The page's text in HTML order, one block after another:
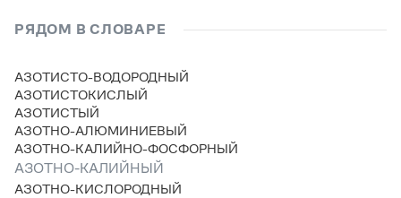
Монологи
Рекомендуем
Учебник Грамоты
Правила русского языка: от азов до тонкостей
РЯДОМ В СЛОВАРЕ
АЗОТИСТО-ВОДОРОДНЫЙ
АЗОТИСТОКИСЛЫЙ
АЗОТИСТЫЙ
АЗОТНО-АЛЮМИНИЕВЫЙ
АЗОТНО-КАЛИЙНО-ФОСФОРНЫЙ
АЗОТНО-КАЛИЙНЫЙ
АЗОТНО-КИСЛОРОДНЫЙ